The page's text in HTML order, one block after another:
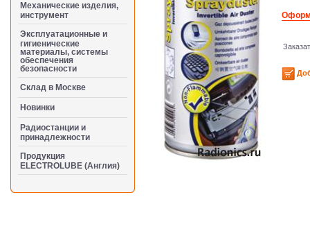
Механические изделия,
инструмент
Эксплуатационные и
гигиенические
материалы, системы
обеспечения
безопасности
Cклад в Москве
Новинки
Радиостанции и
принадлежности
Продукция
ELECTROLUBE (Англия)